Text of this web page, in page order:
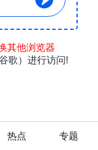
热点
专题